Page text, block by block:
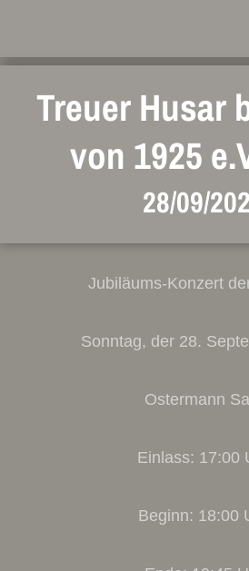
Treuer Husar
von 1925
28/09/
Jubiläums-Konzert
Sonntag, der 28.
Ostermann
Einlass: 17:00
Beginn: 18:00